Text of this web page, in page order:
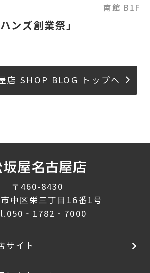
南館 B1F
ンズ創業祭」
店 SHOP BLOG トップへ
〒460-8430
中区栄三丁目16番1号
050‐1782‐7000
サイト